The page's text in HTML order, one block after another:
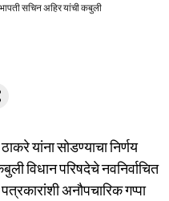
सचिन अहिर यांची कबुली
यांना सोडण्याचा निर्णय
विधान परिषदेचे नवनिर्वाचित
अनौपचारिक गप्पा